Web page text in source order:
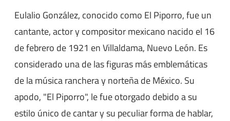
Eulalio González, conocido como El Piporro, fue un
cantante, actor y compositor mexicano nacido el 16
de febrero de 1921 en Villaldama, Nuevo León. Es
considerado una de las figuras más emblemáticas
de la música ranchera y norteña de México. Su
apodo, "El Piporro", le fue otorgado debido a su
estilo único de cantar y su peculiar forma de hablar,